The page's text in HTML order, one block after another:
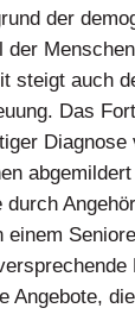
der
der
steigt auch
Das
durch
einem
Angebote,